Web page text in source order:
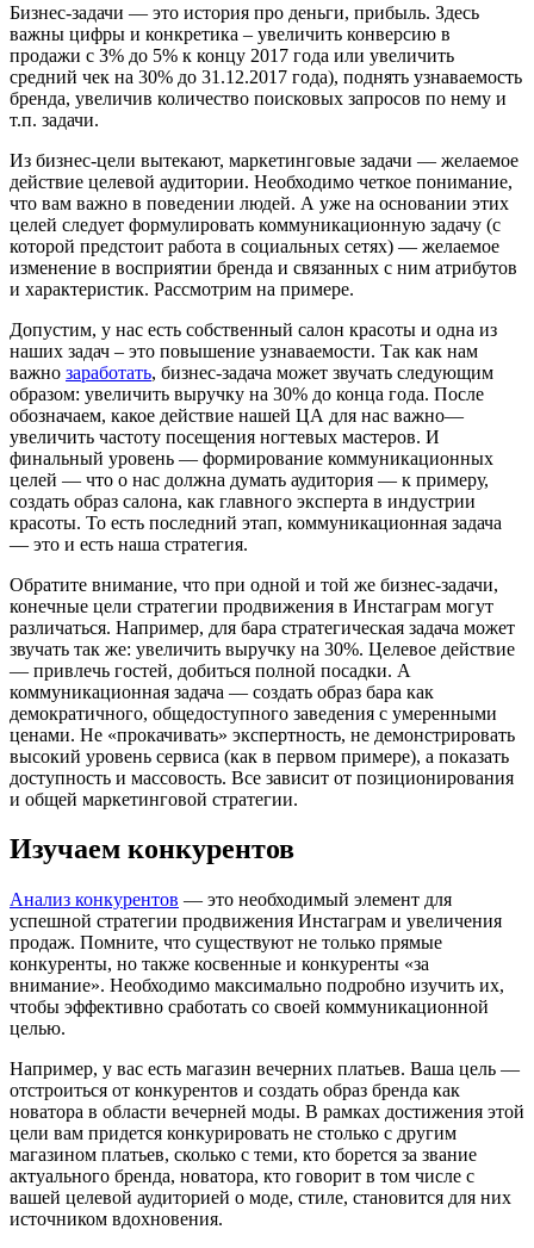
Бизнес-задачи — это история про деньги, прибыль. Здесь
важны цифры и конкретика – увеличить конверсию в
продажи с 3% до 5% к концу 2017 года или увеличить
средний чек на 30% до 31.12.2017 года), поднять узнаваемость
бренда, увеличив количество поисковых запросов по нему и
т.п. задачи.
Из бизнес-цели вытекают, маркетинговые задачи — желаемое
действие целевой аудитории. Необходимо четкое понимание,
что вам важно в поведении людей. А уже на основании этих
целей следует формулировать коммуникационную задачу (с
которой предстоит работа в социальных сетях) — желаемое
изменение в восприятии бренда и связанных с ним атрибутов
и характеристик. Рассмотрим на примере.
Допустим, у нас есть собственный салон красоты и одна из
наших задач – это повышение узнаваемости. Так как нам
важно заработать, бизнес-задача может звучать следующим
образом: увеличить выручку на 30% до конца года. После
обозначаем, какое действие нашей ЦА для нас важно—
увеличить частоту посещения ногтевых мастеров. И
финальный уровень — формирование коммуникационных
целей — что о нас должна думать аудитория — к примеру,
создать образ салона, как главного эксперта в индустрии
красоты. То есть последний этап, коммуникационная задача
— это и есть наша стратегия.
Обратите внимание, что при одной и той же бизнес-задачи,
конечные цели стратегии продвижения в Инстаграм могут
различаться. Например, для бара стратегическая задача может
звучать так же: увеличить выручку на 30%. Целевое действие
— привлечь гостей, добиться полной посадки. А
коммуникационная задача — создать образ бара как
демократичного, общедоступного заведения с умеренными
ценами. Не «прокачивать» экспертность, не демонстрировать
высокий уровень сервиса (как в первом примере), а показать
доступность и массовость. Все зависит от позиционирования
и общей маркетинговой стратегии.
Изучаем конкурентов
Анализ конкурентов — это необходимый элемент для
успешной стратегии продвижения Инстаграм и увеличения
продаж. Помните, что существуют не только прямые
конкуренты, но также косвенные и конкуренты «за
внимание». Необходимо максимально подробно изучить их,
чтобы эффективно сработать со своей коммуникационной
целью.
Например, у вас есть магазин вечерних платьев. Ваша цель —
отстроиться от конкурентов и создать образ бренда как
новатора в области вечерней моды. В рамках достижения этой
цели вам придется конкурировать не столько с другим
магазином платьев, сколько с теми, кто борется за звание
актуального бренда, новатора, кто говорит в том числе с
вашей целевой аудиторией о моде, стиле, становится для них
источником вдохновения.